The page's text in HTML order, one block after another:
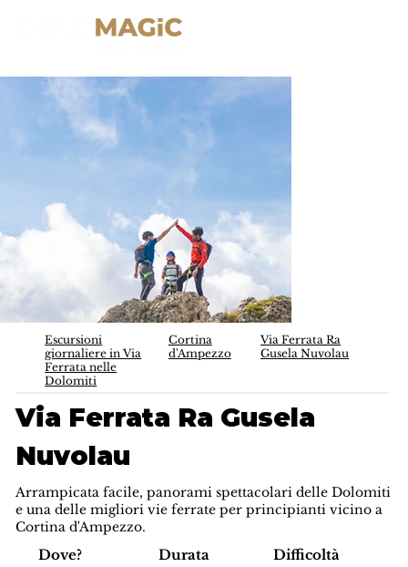
Escursioni
giornaliere in Via
Ferrata nelle
Dolomiti
Cortina
d'Ampezzo
Via Ferrata Ra
Gusela Nuvolau
Via Ferrata Ra Gusela
Nuvolau
Arrampicata facile, panorami spettacolari delle Dolomiti
e una delle migliori vie ferrate per principianti vicino a
Cortina d'Ampezzo.
Dove? Durata Difficoltà